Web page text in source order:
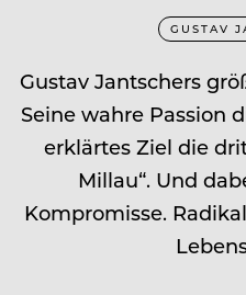
GUSTAV
Gustav Jantschers
Seine wahre Passion
erklärtes Ziel die
Millau“. Und
Kompromisse.